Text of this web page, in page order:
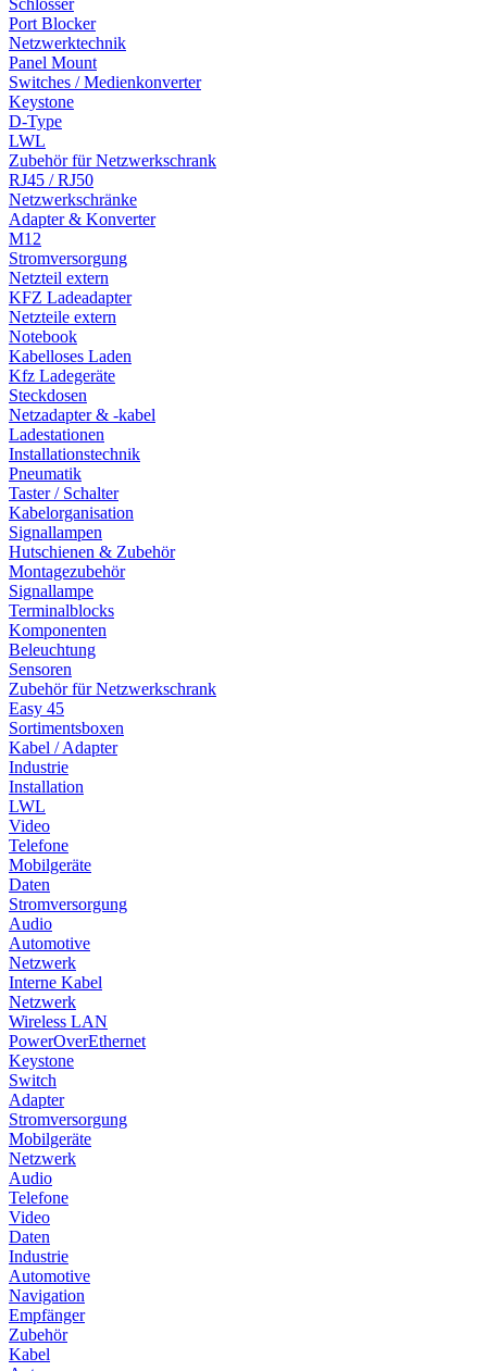
Port Blocker
Netzwerktechnik
Panel Mount
Switches / Medienkonverter
Keystone
D-Type
LWL
Zubehör für Netzwerkschrank
RJ45 / RJ50
Netzwerkschränke
Adapter & Konverter
M12
Stromversorgung
Netzteil extern
KFZ Ladeadapter
Netzteile extern
Notebook
Kabelloses Laden
Kfz Ladegeräte
Steckdosen
Netzadapter & -kabel
Ladestationen
Installationstechnik
Pneumatik
Taster / Schalter
Kabelorganisation
Signallampen
Hutschienen & Zubehör
Montagezubehör
Signallampe
Terminalblocks
Komponenten
Beleuchtung
Sensoren
Zubehör für Netzwerkschrank
Easy 45
Sortimentsboxen
Kabel / Adapter
Industrie
Installation
LWL
Video
Telefone
Mobilgeräte
Daten
Stromversorgung
Audio
Automotive
Netzwerk
Interne Kabel
Netzwerk
Wireless LAN
PowerOverEthernet
Keystone
Switch
Adapter
Stromversorgung
Mobilgeräte
Netzwerk
Audio
Telefone
Video
Daten
Industrie
Automotive
Navigation
Empfänger
Zubehör
Kabel